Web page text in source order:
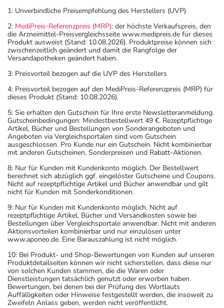
1: Unverbindliche Preisempfehlung des Herstellers (UVP)
2: MediPreis-Referenzpreis (MRP): der höchste Verkaufspreis, den
die Arzneimittel-Preisvergleichsseite www.medipreis.de für dieses
Produkt ausweist (Stand: 10.08.2026). Produktpreise können sich
zwischenzeitlich geändert und damit die Rangfolge der
Versandapotheken geändert haben.
3: Preisvorteil bezogen auf die UVP des Herstellers
4: Preisvorteil bezogen auf den MediPreis-Referenzpreis (MRP) für
dieses Produkt (Stand: 10.08.2026).
5: Sie erhalten den Gutschein für Ihre erste Newsletteranmeldung.
Gutscheinbedingungen: Mindestbestellwert 49 €. Rezeptpflichtige
Artikel, Bücher und Bestellungen von Sonderangeboten und
Angeboten via Vergleichsportalen sind vom Gutschein
ausgeschlossen. Pro Kunde nur ein Gutschein. Nicht kombinierbar
mit anderen Gutscheinen, Sonderpreisen und Rabatt-Aktionen.
8: Nur für Kunden mit Kundenkonto möglich. Der Bestellwert
berechnet sich abzüglich ggf. eingelöster Gutscheine und Coupons.
Nicht auf rezeptpflichtige Artikel und Bücher anwendbar und gilt
nicht für Kunden mit Sonderkonditionen.
9: Nur für Kunden mit Kundenkonto möglich. Nicht auf
rezeptpflichtige Artikel, Bücher und Versandkosten sowie bei
Bestellungen über Vergleichsportale anwendbar. Nicht mit anderen
Aktionsvorteilen kombinierbar und nur einzulösen unter
www.aponeo.de. Eine Barauszahlung ist nicht möglich.
10: Bei Produkt- und Shop-Bewertungen von Kunden auf unseren
Produktdetailseiten können wir nicht sicherstellen, dass diese nur
von solchen Kunden stammen, die die Waren oder
Dienstleistungen tatsächlich genutzt oder erworben haben.
Bewertungen, bei denen bei der Prüfung des Wortlauts
Auffälligkeiten oder Hinweise festgestellt werden, die insoweit zu
Zweifeln Anlass geben, werden nicht veröffentlicht.